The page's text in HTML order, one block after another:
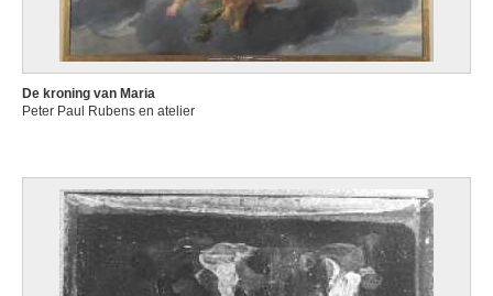
De kroning van Maria
Peter Paul Rubens en atelier